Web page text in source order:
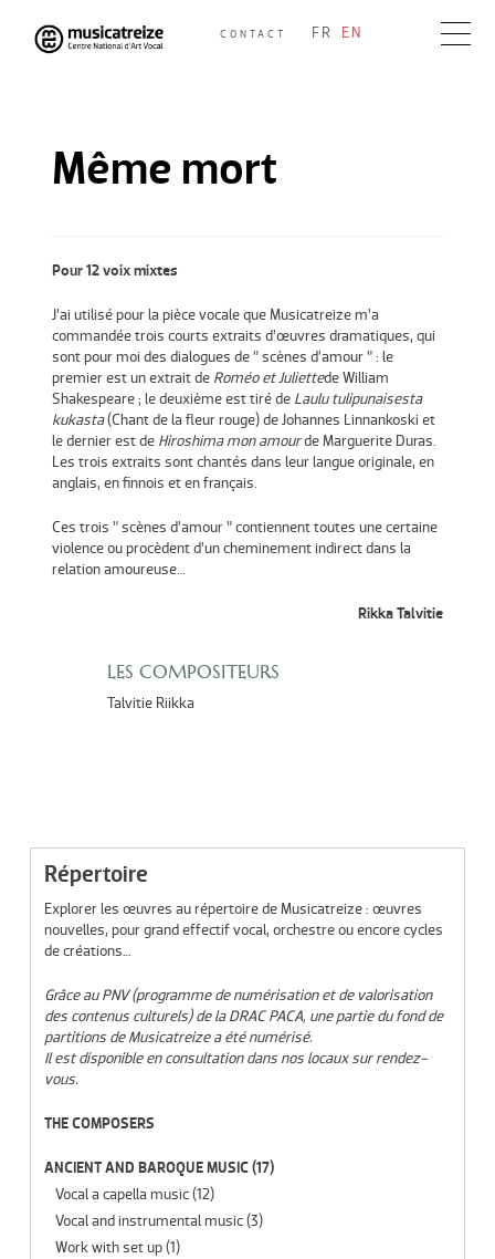
Skip
to
CONTACT FR EN
Même mort
Pour 12 voix mixtes
J’ai utilisé pour la pièce vocale que Musicatreize m’a
commandée trois courts extraits d’œuvres dramatiques, qui
sont pour moi des dialogues de ” scènes d’amour ” : le
premier est un extrait de Roméo et Juliettede William
Shakespeare ; le deuxième est tiré de Laulu tulipunaisesta
kukasta(Chant de la fleur rouge) de Johannes Linnankoski et
le dernier est de Hiroshima mon amourde Marguerite Duras.
Les trois extraits sont chantés dans leur langue originale, en
anglais, en finnois et en français.
Ces trois ” scènes d’amour ” contiennent toutes une certaine
violence ou procèdent d’un cheminement indirect dans la
relation amoureuse…
Rikka Talvitie
LES COMPOSITEURS
Talvitie Riikka
Répertoire
Explorer les œuvres au répertoire de Musicatreize : œuvres
nouvelles, pour grand effectif vocal, orchestre ou encore cycles
de créations…
Grâce au PNV (programme de numérisation et de valorisation
des contenus culturels) de la DRAC PACA, une partie du fond de
partitions de Musicatreize a été numérisé.
Il est disponible en consultation dans nos locaux sur rendez-
vous.
THE COMPOSERS
ANCIENT AND BAROQUE MUSIC(17)
Vocal a capella music(12)
Vocal and instrumental music(3)
Work with set up(1)